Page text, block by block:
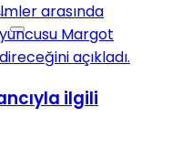
ilgili